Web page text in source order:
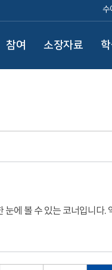
수
참여 소장자료
에 볼 수 있는 코너입니다